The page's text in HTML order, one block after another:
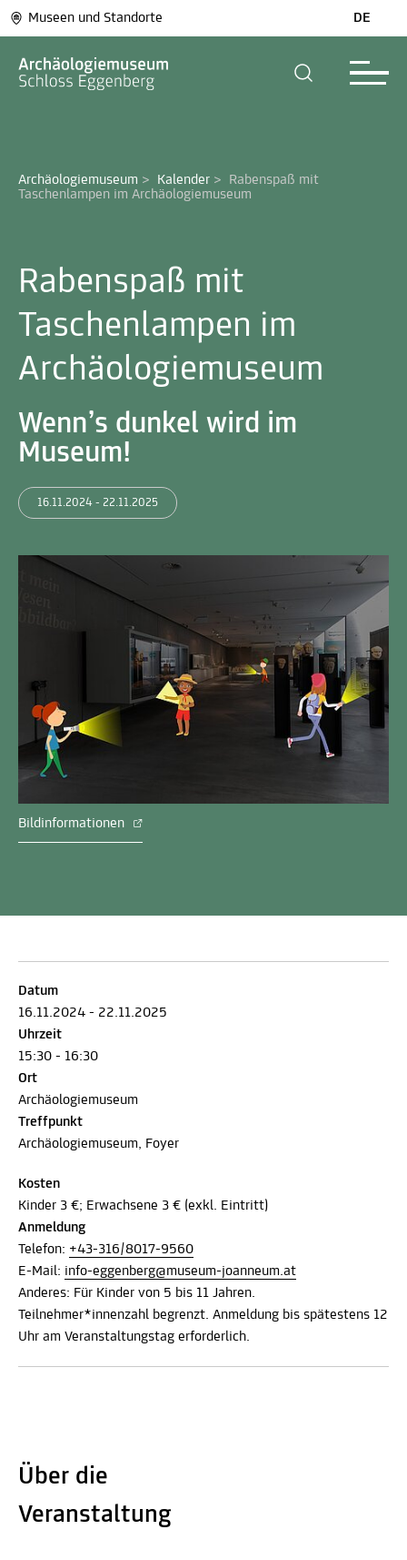
Museen und Standorte DE
Archäologiemuseum > Kalender >
Rabenspaß mit
Taschenlampen im Archäologiemuseum
Rabenspaß mit
Taschenlampen im
Archäologiemuseum
Wenn’s dunkel wird im
Museum!
16.11.2024 - 22.11.2025
Bildinformationen
Datum
16.11.2024 - 22.11.2025
Uhrzeit
15:30 - 16:30
Ort
Archäologiemuseum
Treffpunkt
Archäologiemuseum, Foyer
Kosten
Kinder 3 €; Erwachsene 3 € (exkl. Eintritt)
Anmeldung
Telefon: +43-316/8017-9560
E-Mail: info-eggenberg@museum-joanneum.at
Anderes: Für Kinder von 5 bis 11 Jahren.
Teilnehmer*innenzahl begrenzt. Anmeldung bis spätestens 12
Uhr am Veranstaltungstag erforderlich.
Über die
Veranstaltung